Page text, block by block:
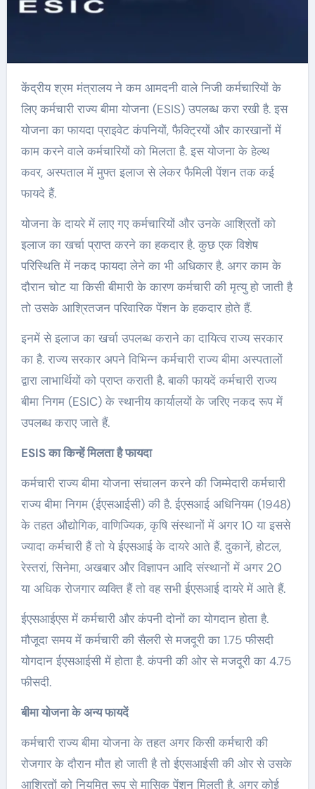
केंद्रीय श्रम मंत्रालय ने कम आमदनी वाले निजी कर्मचारियों के
लिए कर्मचारी राज्य बीमा योजना (ESIS) उपलब्ध करा रखी है. इस
योजना का फायदा प्राइवेट कंपनियों, फैक्ट्रियों और कारखानों में
काम करने वाले कर्मचारियों को मिलता है. इस योजना के हेल्थ
कवर, अस्पताल में मुफ्त इलाज से लेकर फैमिली पेंशन तक कई
फायदे हैं.
योजना के दायरे में लाए गए कर्मचारियों और उनके आश्रितों को
इलाज का खर्चा प्राप्त करने का हकदार है. कुछ एक विशेष
परिस्थिति में नकद फायदा लेने का भी अधिकार है. अगर काम के
दौरान चोट या किसी बीमारी के कारण कर्मचारी की मृत्यु हो जाती है
तो उसके आश्रितजन परिवारिक पेंशन के हकदार होते हैं.
इनमें से इलाज का खर्चा उपलब्ध कराने का दायित्व राज्य सरकार
का है. राज्य सरकार अपने विभिन्न कर्मचारी राज्य बीमा अस्पतालों
द्वारा लाभार्थियों को प्राप्त कराती है. बाकी फायदें कर्मचारी राज्य
बीमा निगम (ESIC) के स्थानीय कार्यालयों के जरिए नकद रूप में
उपलब्ध कराए जाते हैं.
ESIS का किन्हें मिलता है फायदा
कर्मचारी राज्य बीमा योजना संचालन करने की जिम्मेदारी कर्मचारी
राज्य बीमा निगम (ईएसआईसी) की है. ईएसआई अधिनियम (1948)
के तहत औद्योगिक, वाणिज्यिक, कृषि संस्थानों में अगर 10 या इससे
ज्यादा कर्मचारी हैं तो ये ईएसआई के दायरे आते हैं. दुकानें, होटल,
रेस्तरां, सिनेमा, अखबार और विज्ञापन आदि संस्थानों में अगर 20
या अधिक रोजगार व्यक्ति हैं तो वह सभी ईएसआई दायरे में आते हैं.
ईएसआईएस में कर्मचारी और कंपनी दोनों का योगदान होता है.
मौजूदा समय में कर्मचारी की सैलरी से मजदूरी का 1.75 फीसदी
योगदान ईएसआईसी में होता है. कंपनी की ओर से मजदूरी का 4.75
फीसदी.
बीमा योजना के अन्य फायदें
कर्मचारी राज्य बीमा योजना के तहत अगर किसी कर्मचारी की
रोजगार के दौरान मौत हो जाती है तो ईएसआईसी की ओर से उसके
आश्रितों को नियमित रूप से मासिक पेंशन मिलती है. अगर कोई